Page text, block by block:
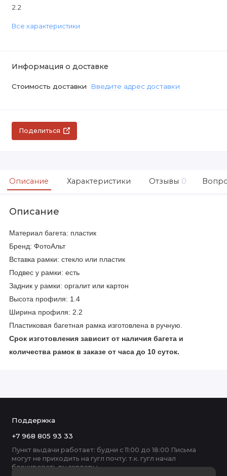
2.2
Все характеристики
Информация о доставке
Стоимость доставки Введите адрес доставки
Поделиться
Описание Характеристики Отзывы 0
Описание
Материал багета: пластик
Бренд: ФотоАльт
Вставка рамки: стекло или пластик
Подвес у рамки: есть
Задник у рамки: оргалит или картон
Высота профиля: 1.4
Ширина профиля: 2.2
Пластиковая багетная рамка изготовлена в ручную.
Срок изготовления зависит от наличия багета и
количества рамок в заказе от часа до 10 суток.
Поддержка
+7 968 805 93 33
Пункт выдачи работает: будни с 11:00 до 18:00 Письма
могут не приходить на гугл почту: т.к. гугл начал
блокировать ру серверы